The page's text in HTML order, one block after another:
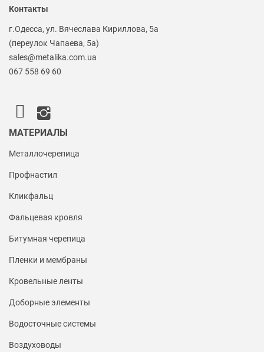
Контакты
г.Одесса, ул. Вячеслава Кириллова, 5а
(переулок Чапаева, 5а)
sales@metalika.com.ua
067 558 69 60
МАТЕРИАЛЫ
Металлочерепица
Профнастил
Кликфальц
Фальцевая кровля
Битумная черепица
Пленки и мембраны
Кровельные ленты
Доборные элементы
Водосточные системы
Воздуховоды